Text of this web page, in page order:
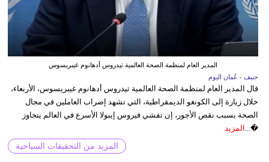
المدير العام لمنظمة الصحة العالمية تيدروس أدهانوم غيبريسوس
جنيف - عُمان اليوم
قال المدير العام لمنظمة الصحة العالمية تيدروس أدهانوم غيبريسوس، الأربعاء،
خلال زيارة إلى الكونغو الديمقراطية، التي تشهد إضراب العاملين في مجال
الصحة بسبب نقص الأجور، إن تفشي فيروس إيبولا الأسرع في العالم يتجاوز
�... المزيد
المزيد من التحقيقات السياحية